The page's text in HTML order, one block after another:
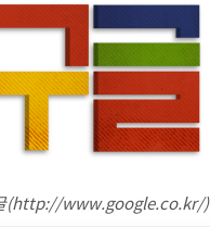
(http://www.google.co.kr/)